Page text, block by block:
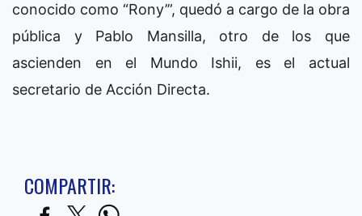
conocido como “Rony’”, quedó a cargo de la obra
pública y Pablo Mansilla, otro de los que
ascienden en el Mundo Ishii, es el actual
secretario de Acción Directa.
COMPARTIR: